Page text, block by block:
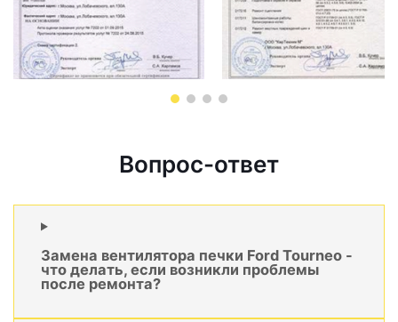
Вопрос-ответ
Замена вентилятора печки Ford Tourneo -
что делать, если возникли проблемы
после ремонта?